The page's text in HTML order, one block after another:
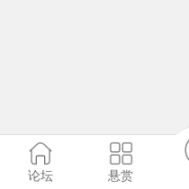
论坛 悬赏